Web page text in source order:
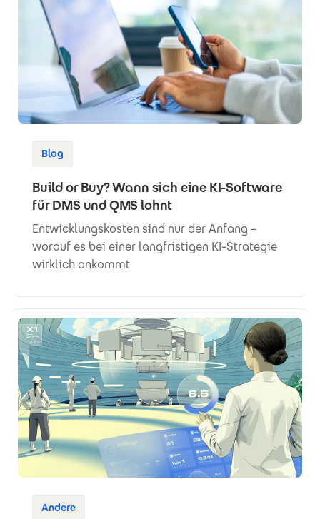
Blog
Build or Buy? Wann sich eine KI-Software
für DMS und QMS lohnt
Entwicklungskosten sind nur der Anfang –
worauf es bei einer langfristigen KI-Strategie
wirklich ankommt
Andere